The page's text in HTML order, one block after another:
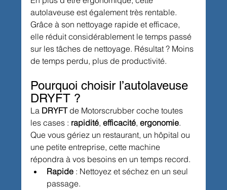
autolaveuse est également très rentable.
Grâce à son nettoyage rapide et efficace,
elle réduit considérablement le temps passé
sur les tâches de nettoyage. Résultat ? Moins
de temps perdu, plus de productivité.
Pourquoi choisir l’autolaveuse
DRYFT ?
La DRYFT de Motorscrubber coche toutes
les cases : rapidité, efficacité, ergonomie.
Que vous gériez un restaurant, un hôpital ou
une petite entreprise, cette machine
répondra à vos besoins en un temps record.
Rapide : Nettoyez et séchez en un seul
passage.